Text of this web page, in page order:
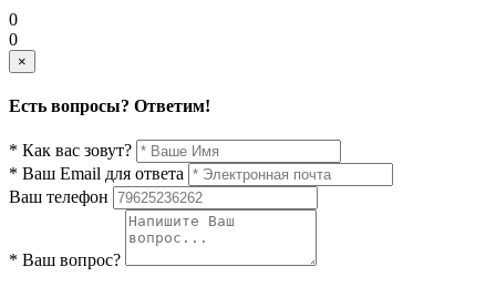
0
0
×
Есть вопросы? Ответим!
* Как вас зовут?
* Ваш Email для ответа
Ваш телефон
* Ваш вопрос?